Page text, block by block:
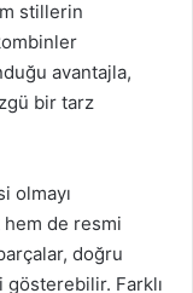
stillerin
avantajla,
bir tarz
olmayı
de resmi
doğru
Farklı